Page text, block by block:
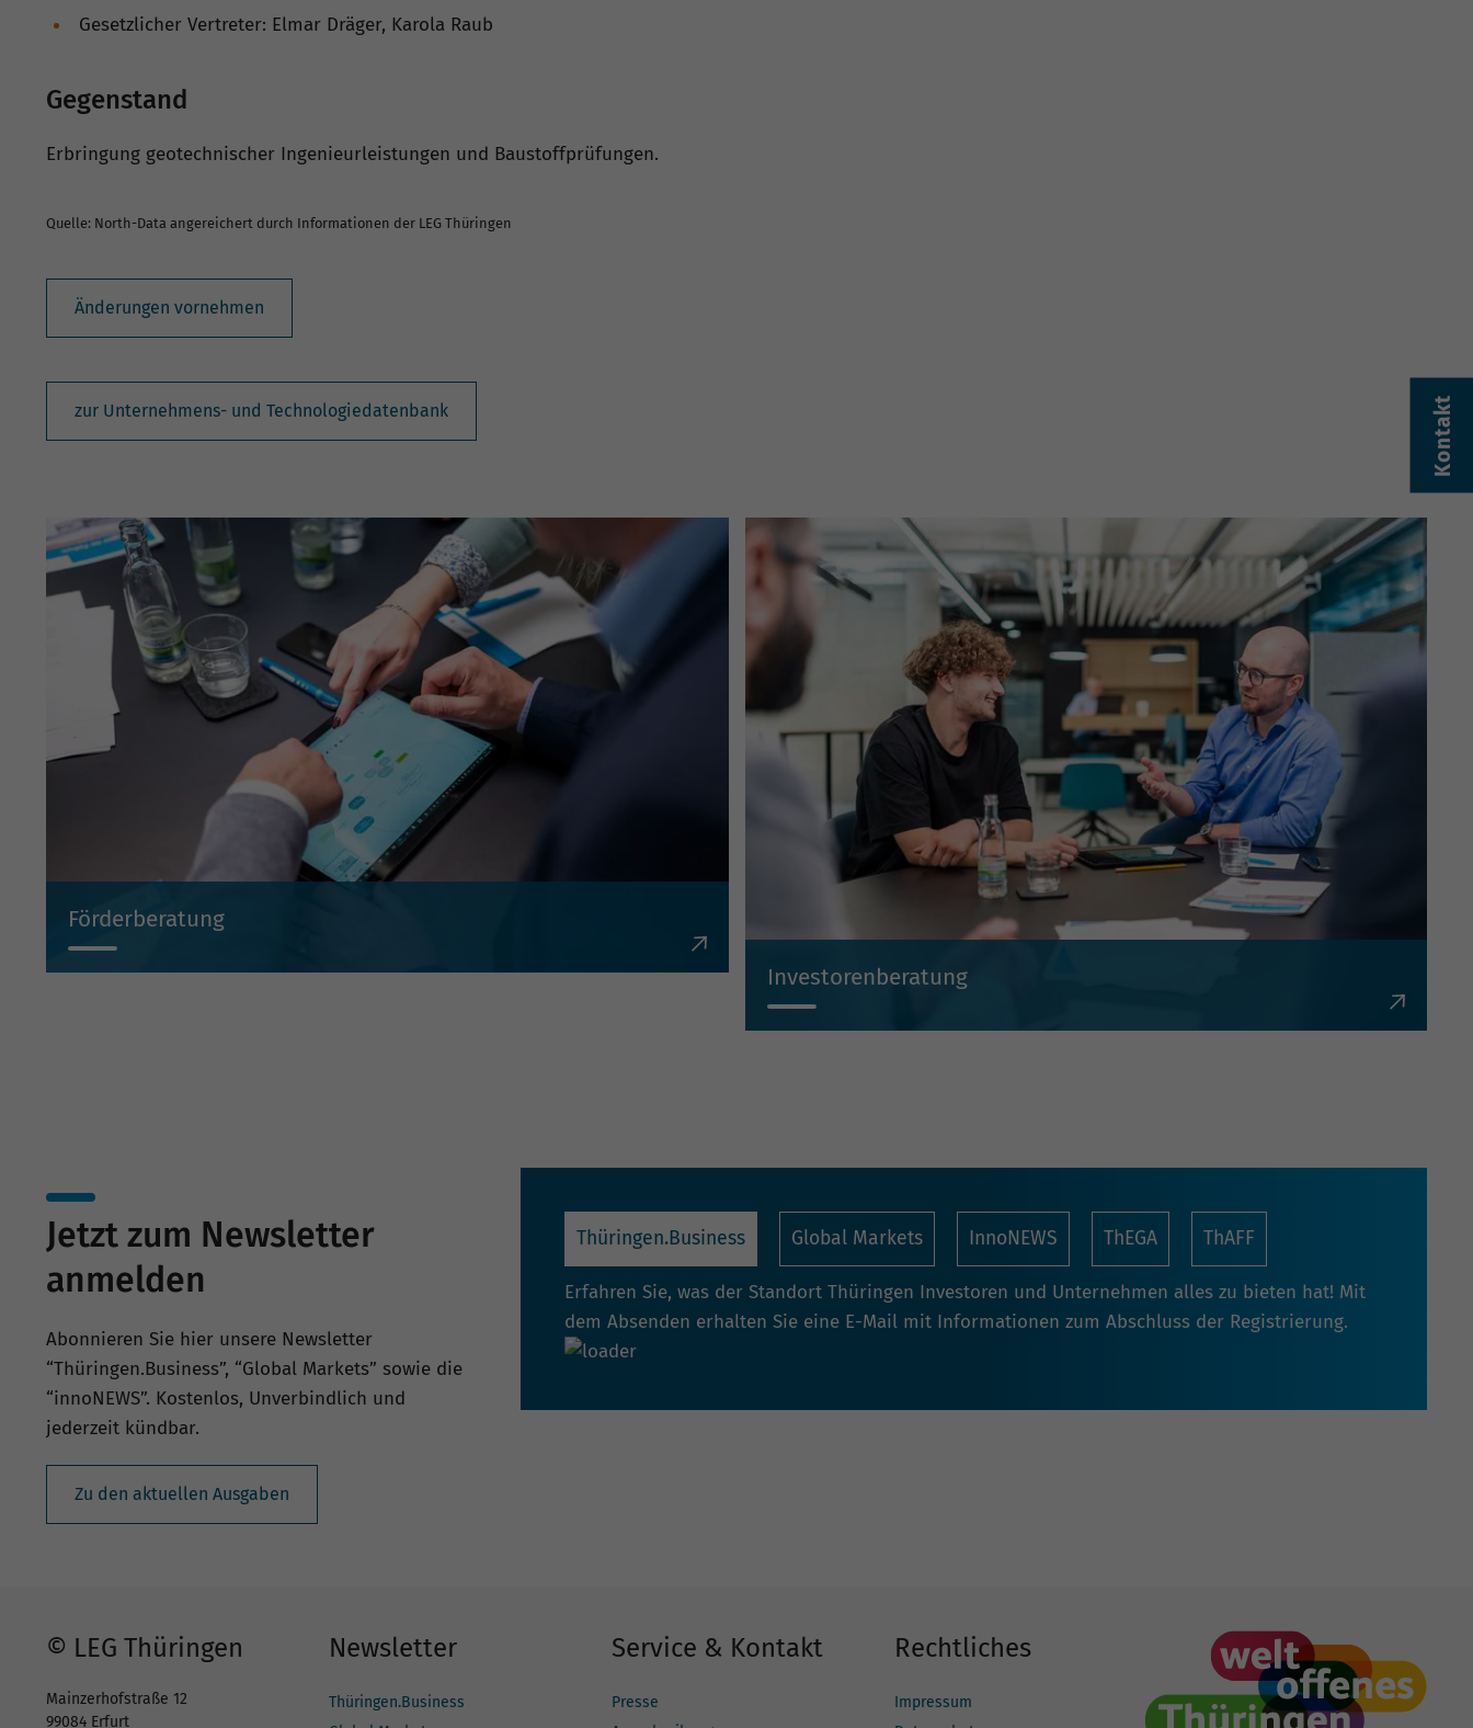
Kontakt
Gesetzlicher Vertreter: Elmar Dräger, Karola Raub
Gegenstand
Erbringung geotechnischer Ingenieurleistungen und Baustoffprüfungen.
Quelle: North-Data angereichert durch Informationen der LEG Thüringen
Änderungen vornehmen
zur Unternehmens- und Technologiedatenbank
Förderberatung
Investorenberatung
Jetzt zum Newsletter
anmelden
Abonnieren Sie hier unsere Newsletter
“Thüringen.Business”, “Global Markets” sowie die
“innoNEWS”. Kostenlos, Unverbindlich und
jederzeit kündbar.
Zu den aktuellen Ausgaben
Thüringen.Business Global Markets InnoNEWS ThEGA ThAFF
Erfahren Sie, was der Standort Thüringen Investoren und Unternehmen alles zu bieten hat! Mit
dem Absenden erhalten Sie eine E-Mail mit Informationen zum Abschluss der Registrierung.
© LEG Thüringen
Mainzerhofstraße 12
99084 Erfurt
Newsletter
Thüringen.Business
Service & Kontakt
Presse
Rechtliches
Impressum